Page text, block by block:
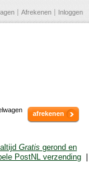
Afrekenen Inloggen
afrekenen
Gratis gerond en
PostNL verzending